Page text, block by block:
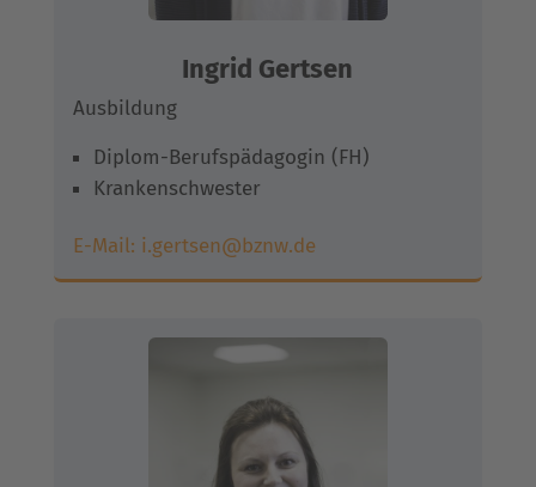
Ingrid Gertsen
Ausbildung
Diplom-Berufspädagogin (FH)
Krankenschwester
E-Mail: i.gertsen@bznw.de